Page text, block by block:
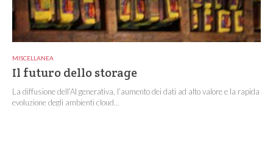
MISCELLANEA
Il futuro dello storage
La diffusione dell’AI generativa, l’aumento dei dati ad alto valore e la rapida
evoluzione degli ambienti cloud...